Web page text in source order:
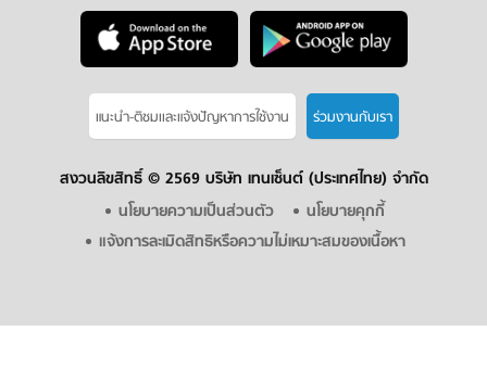
แนะนำ-ติชมเเละแจ้งปัญหาการใช้งาน ร่วมงานกับเรา
สงวนลิขสิทธิ์ © 2569 บริษัท เทนเซ็นต์ (ประเทศไทย) จำกัด
นโยบายความเป็นส่วนตัว
นโยบายคุกกี้
แจ้งการละเมิดสิทธิหรือความไม่เหมาะสมของเนื้อหา